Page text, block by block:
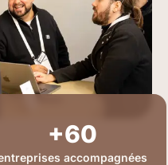
accompagnées
+60